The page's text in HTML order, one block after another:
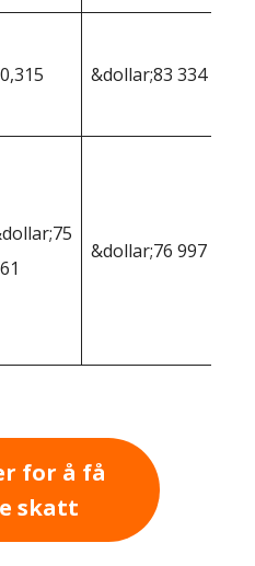
&dollar;83 334
&dollar;76 997
for å få
skatt